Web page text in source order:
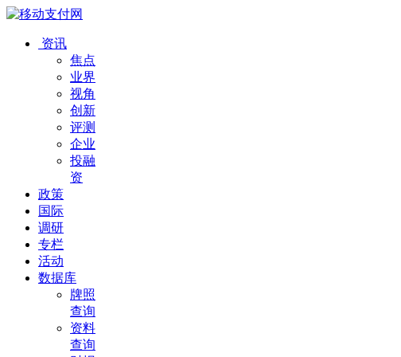
资讯
焦点
业界
视角
创新
评测
企业
投融
资
政策
国际
调研
专栏
活动
数据库
牌照
查询
资料
查询